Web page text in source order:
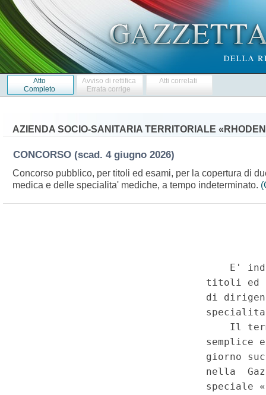
Atto
Completo
Avviso di rettifica
Errata corrige
Atti correlati
AZIENDA SOCIO-SANITARIA TERRITORIALE
CONCORSO (scad. 4 giugno 2026)
Concorso pubblico, per titoli ed esami, per la copertura di
medica e delle specialita' mediche, a tempo indeterminato.